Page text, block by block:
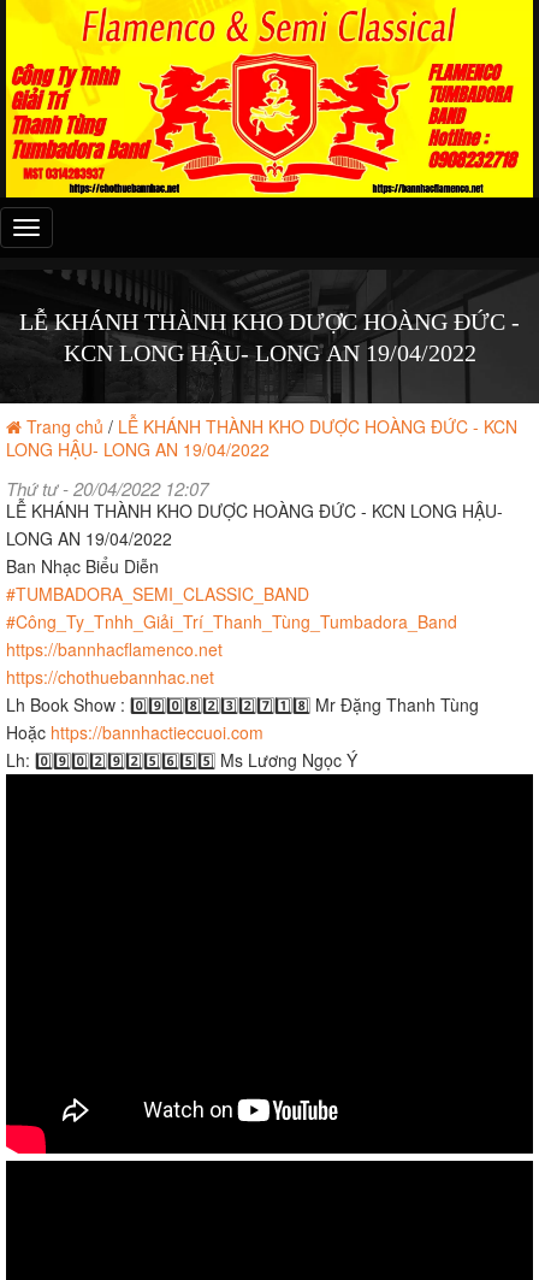
Đây
là
menu
LỄ KHÁNH THÀNH KHO DƯỢC HOÀNG ĐỨC -
KCN LONG HẬU- LONG AN 19/04/2022
Trang chủ / LỄ KHÁNH THÀNH KHO DƯỢC HOÀNG ĐỨC - KCN
LONG HẬU- LONG AN 19/04/2022
Thứ tư - 20/04/2022 12:07
LỄ KHÁNH THÀNH KHO DƯỢC HOÀNG ĐỨC - KCN LONG HẬU-
LONG AN 19/04/2022
Ban Nhạc Biểu Diễn
#TUMBADORA_SEMI_CLASSIC_BAND
#Công_Ty_Tnhh_Giải_Trí_Thanh_Tùng_Tumbadora_Band​​​
https://bannhacflamenco.net​​​
https://chothuebannhac.net​​​
Lh Book Show : 0️⃣9️⃣0️⃣8️⃣2️⃣3️⃣2️⃣7️⃣1️⃣8️⃣ Mr Đặng Thanh Tùng
Hoặc https://bannhactieccuoi.com​​​
Lh: 0️⃣9️⃣0️⃣2️⃣9️⃣2️⃣5️⃣6️⃣5️⃣5️⃣ Ms Lương Ngọc Ý